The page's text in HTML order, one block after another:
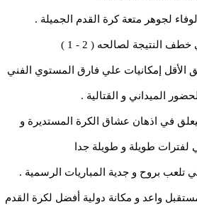
لجوهر متعة كرة القدم الجميلة .
النتيجة لصالحه ( 2 - 1 )
الأقل إمكانيات علي فارق المستوي الفني
الميداني و القتالية .
في اذهان عشاق الكرة المستديرة و
لفترات طويلة و طويلة جدا
تلعب بروح و جدية المباريات الرسمية .
واعد و مكانة دولية أفضل لكرة القدم